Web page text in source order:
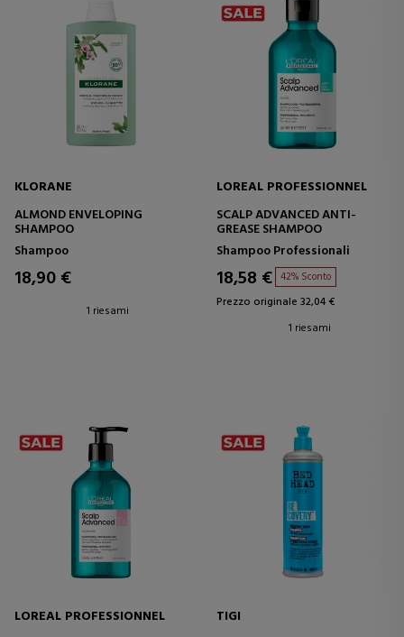
KLORANE
ALMOND ENVELOPING
SHAMPOO
Shampoo
18,90 €
1 riesami
LOREAL PROFESSIONNEL
SCALP ADVANCED ANTI-
GREASE SHAMPOO
Shampoo Professionali
18,58 € 42% Sconto
Prezzo originale 32,04 €
1 riesami
LOREAL PROFESSIONNEL
TIGI